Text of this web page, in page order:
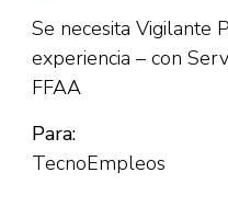
Se necesita Vigilante
experiencia – con
FFAA
Para:
TecnoEmpleos